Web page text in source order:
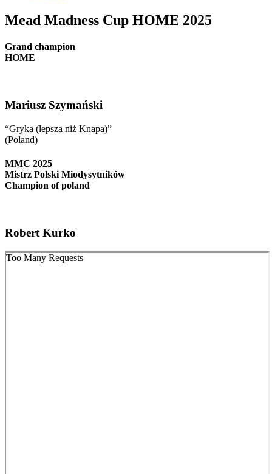
Mead Madness Cup HOME 2025
Grand champion
HOME
Mariusz Szymański
“Gryka (lepsza niż Knapa)”
(Poland)
MMC 2025
Mistrz Polski Miodysytników
Champion of poland
Robert Kurko